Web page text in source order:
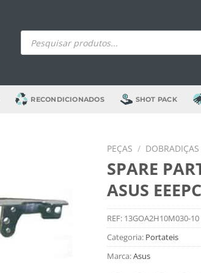
Products
search
RECONDICIONADOS SHOT PACK
PEÇAS / DOBRADIÇAS
SPARE
ASUS
REF: 13GOA2H10M030-10
Categoria: Portateis
Marca:Asus